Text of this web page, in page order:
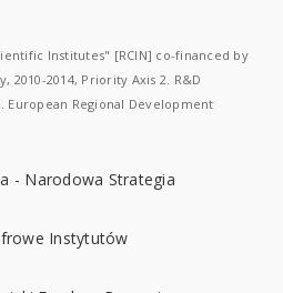
Institutes" [RCIN] co-financed by
2010-2014, Priority Axis 2. R&D
Regional Development